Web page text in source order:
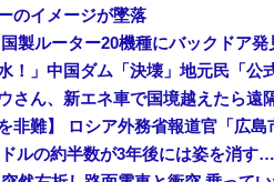
のイメージが墜落
さん、新エネ車で国境越えたら遠
ルの約半数が3年後には姿を消す